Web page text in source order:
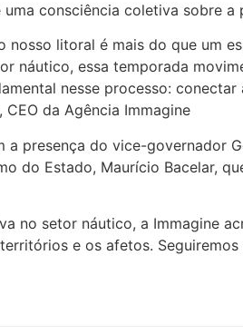
consciência coletiva sobre a
nosso litoral é mais do que um
náutico, essa temporada
nesse processo:
CEO da Agência Immagine
a presença do vice-governador
do Estado, Maurício Bacelar,
no setor náutico, a Immagine
e os afetos.